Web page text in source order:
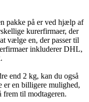
pakke på er ved hjælp af
kurerfirmaer, der
vælge en, der passer til
inkluderer DHL,
end 2 kg, kan du også
er en billigere mulighed,
frem til modtageren.